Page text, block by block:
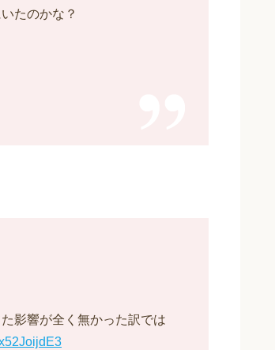
たのかな？
影響が全く無かった訳では